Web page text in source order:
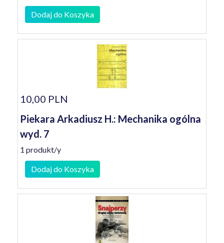
Dodaj do Koszyka
10,00 PLN
Piekara Arkadiusz H.: Mechanika ogólna
wyd. 7
1 produkt/y
Dodaj do Koszyka